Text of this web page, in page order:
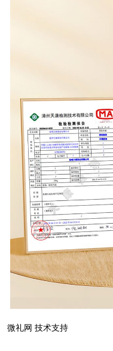
微礼网 技术支持